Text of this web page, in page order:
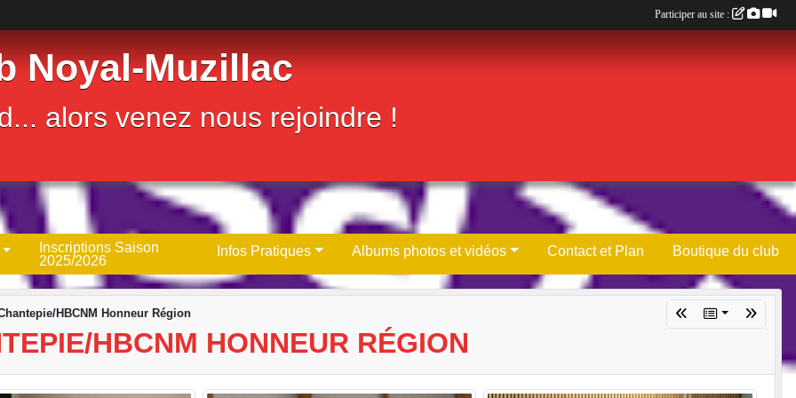
Noyal-Muzillac
alors venez nous rejoindre !
Inscriptions Saison
2025/2026
Infos Pratiques Albums photos et vidéos Contact et Plan Boutique du club
HBCNM Honneur Région
HBCNM HONNEUR RÉGION
Participer au site :